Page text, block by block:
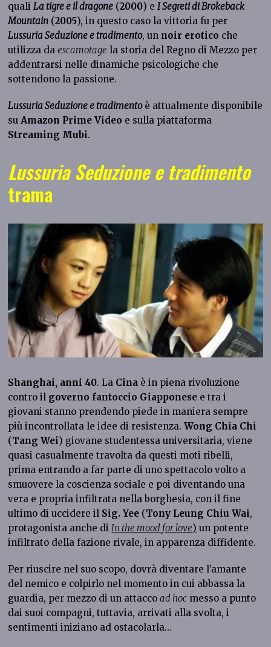
qualiLa tigre e il dragone (2000) eI Segreti di Brokeback
Mountain (2005), in questo caso la vittoria fu per
Lussuria Seduzione e tradimento, un noir erotico che
utilizza daescamotage la storia del Regno di Mezzo per
addentrarsi nelle dinamiche psicologiche che
sottendono la passione.
Lussuria Seduzione e tradimentoè attualmente disponibile
suAmazon Prime Video e sulla piattaforma
Streaming Mubi.
Lussuria Seduzione e tradimento
trama
Shanghai, anni 40. La Cina è in piena rivoluzione
contro il governo fantoccio Giapponese e tra i
giovani stanno prendendo piede in maniera sempre
più incontrollata le idee di resistenza.Wong Chia Chi
(Tang Wei) giovane studentessa universitaria, viene
quasi casualmente travolta da questi moti ribelli,
prima entrando a far parte di uno spettacolo volto a
smuovere la coscienza sociale e poi diventando una
vera e propria infiltrata nella borghesia, con il fine
ultimo di uccidere il Sig. Yee (Tony Leung Chiu Wai,
protagonista anche di In the mood for love) un potente
infiltrato della fazione rivale, in apparenza diffidente.
Per riuscire nel suo scopo, dovrà diventare l’amante
del nemico e colpirlo nel momento in cui abbassa la
guardia, per mezzo di un attaccoad hoc messo a punto
dai suoi compagni, tuttavia, arrivati alla svolta, i
sentimenti iniziano ad ostacolarla…